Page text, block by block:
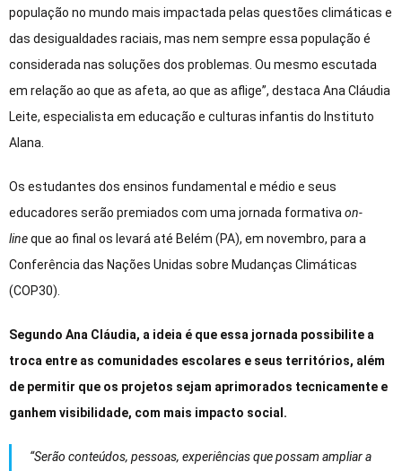
população no mundo mais impactada pelas questões climáticas e
das desigualdades raciais, mas nem sempre essa população é
considerada nas soluções dos problemas. Ou mesmo escutada
em relação ao que as afeta, ao que as aflige”, destaca Ana Cláudia
Leite, especialista em educação e culturas infantis do Instituto
Alana.
Os estudantes dos ensinos fundamental e médio e seus
educadores serão premiados com uma jornada formativaon-
lineque ao final os levará até Belém (PA), em novembro, para a
Conferência das Nações Unidas sobre Mudanças Climáticas
(COP30).
Segundo Ana Cláudia, a ideia é que essa jornada possibilite a
troca entre as comunidades escolares e seus territórios, além
de permitir que os projetos sejam aprimorados tecnicamente e
ganhem visibilidade, com mais impacto social.
“Serão conteúdos, pessoas, experiências que possam ampliar a